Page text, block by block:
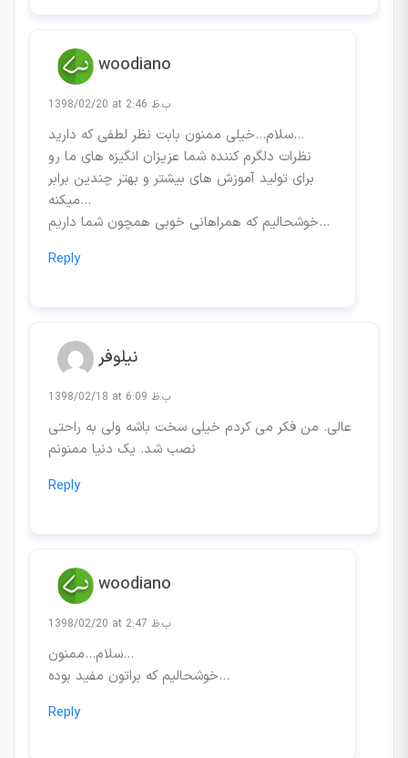
woodiano
1398/02/20 at 2:46 ب.ظ
سلام…خیلی ممنون بابت نظر لطفی که دارید…
نظرات دلگرم کننده شما عزیزان انگیزه های ما رو
برای تولید آموزش های بیشتر و بهتر چندین برابر
میکنه…
خوشحالیم که همراهانی خوبی همچون شما داریم…
Reply
نیلوفر
1398/02/18 at 6:09 ب.ظ
عالی. من فکر می کردم خیلی سخت باشه ولی به راحتی
نصب شد. یک دنیا ممنونم
Reply
woodiano
1398/02/20 at 2:47 ب.ظ
سلام…ممنون…
خوشحالیم که براتون مفید بوده…
Reply